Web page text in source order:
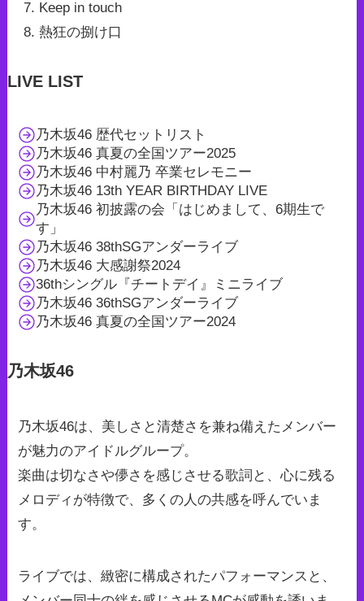
Keep in touch
熱狂の捌け口
LIVE LIST
乃木坂46 歴代セットリスト
乃木坂46 真夏の全国ツアー2025
乃木坂46 中村麗乃 卒業セレモニー
乃木坂46 13th YEAR BIRTHDAY LIVE
乃木坂46 初披露の会「はじめまして、6期生で
す」
乃木坂46 38thSGアンダーライブ
乃木坂46 大感謝祭2024
36thシングル『チートデイ』ミニライブ
乃木坂46 36thSGアンダーライブ
乃木坂46 真夏の全国ツアー2024
乃木坂46
乃木坂46は、美しさと清楚さを兼ね備えたメンバー
が魅力のアイドルグループ。
楽曲は切なさや儚さを感じさせる歌詞と、心に残る
メロディが特徴で、多くの人の共感を呼んでいま
す。
ライブでは、緻密に構成されたパフォーマンスと、